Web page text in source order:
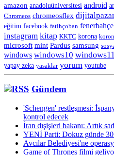
amazon anadoluüniversitesi android
Chromeos chromeosflex
eğitim facebook fatihçoban fenerbahçe
instagram kitap KKTC korona
microsoft mint Pardus samsung
windows windows10 windows11
yapay zeka yasaklar yorum youtube
Gündem
'Schengen' restleşmesi:
kontrol edecek
İran dışişleri bakanı: Artık
YENİ Parti: Dokuz günde
Avcılar Belediyesi'ne
Game of Thrones filmi